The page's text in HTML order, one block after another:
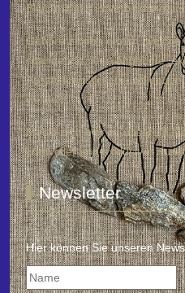
Bleib mit uns in Verbindung
Gehöre zu den ersten,
spannende neue Angebote,
Ausstellungstickets und
werden!
Melde dich hier zu unserem
kraftvoller und exklusiver
Newsletter
Hier können Sie unseren